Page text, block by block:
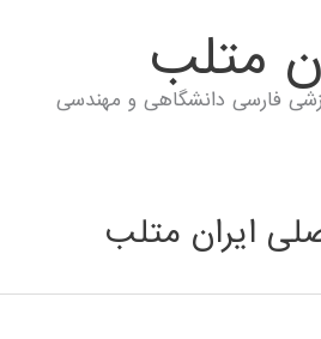
متلب
فارسی دانشگاهی و مهندسی
ایران متلب